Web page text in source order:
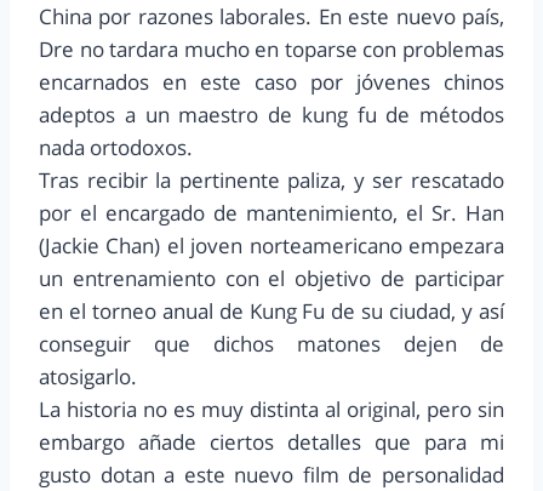
China por razones laborales. En este nuevo país,
Dre no tardara mucho en toparse con problemas
encarnados en este caso por jóvenes chinos
adeptos a un maestro de kung fu de métodos
nada ortodoxos.
Tras recibir la pertinente paliza, y ser rescatado
por el encargado de mantenimiento, el Sr. Han
(Jackie Chan) el joven norteamericano empezara
un entrenamiento con el objetivo de participar
en el torneo anual de Kung Fu de su ciudad, y así
conseguir que dichos matones dejen de
atosigarlo.
La historia no es muy distinta al original, pero sin
embargo añade ciertos detalles que para mi
gusto dotan a este nuevo film de personalidad